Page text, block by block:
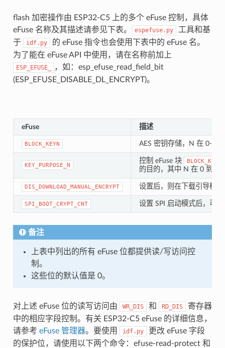
flash 加密操作由 ESP32-C5 上的多个 eFuse 控制，具体
eFuse 名称及其描述请参见下表。
espefuse.py
工具和基
于
idf.py
的 eFuse 指令也会使用下表中的 eFuse 名。
为了能在 eFuse API 中使用，请在名称前加上
ESP_EFUSE_
，如：esp_efuse_read_field_bit
(ESP_EFUSE_DISABLE_DL_ENCRYPT)。
eFuse 描述
BLOCK_KEYN AES 密钥存储，N 在 0-5
KEY_PURPOSE_N
控制 eFuse 块 BLOCK_KEYN
的目的，其中 N 在 0 到 5
DIS_DOWNLOAD_MANUAL_ENCRYPT 设置后，则在下载引导模
SPI_BOOT_CRYPT_CNT 设置 SPI 启动模式后，可
备注
上表中列出的所有 eFuse 位都提供读/写访问控
制。
这些位的默认值是 0。
对上述 eFuse 位的读写访问由 WR_DIS 和 RD_DIS
寄存器
中的相应字段控制。有关 ESP32-C5 eFuse 的详细信息，
请参考 eFuse 管理器。要使用 idf.py
更改 eFuse 字段
的保护位，请使用以下两个命令：efuse-read-protect 和